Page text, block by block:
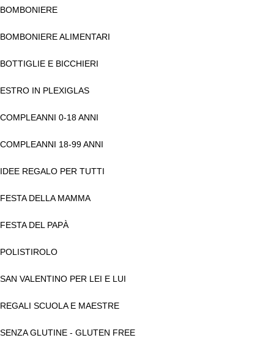
BOMBONIERE
BOMBONIERE ALIMENTARI
BOTTIGLIE E BICCHIERI
ESTRO IN PLEXIGLAS
COMPLEANNI 0-18 ANNI
COMPLEANNI 18-99 ANNI
IDEE REGALO PER TUTTI
FESTA DELLA MAMMA
FESTA DEL PAPÀ
POLISTIROLO
SAN VALENTINO PER LEI E LUI
REGALI SCUOLA E MAESTRE
SENZA GLUTINE - GLUTEN FREE